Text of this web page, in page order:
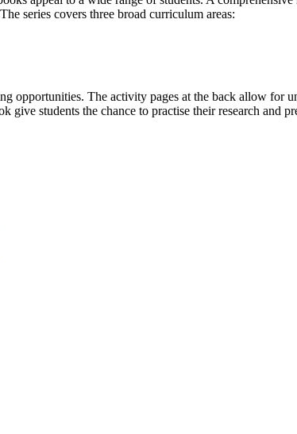
series covers three broad curriculum areas:
opportunities. The activity pages at the back allow for
students the chance to practise their research